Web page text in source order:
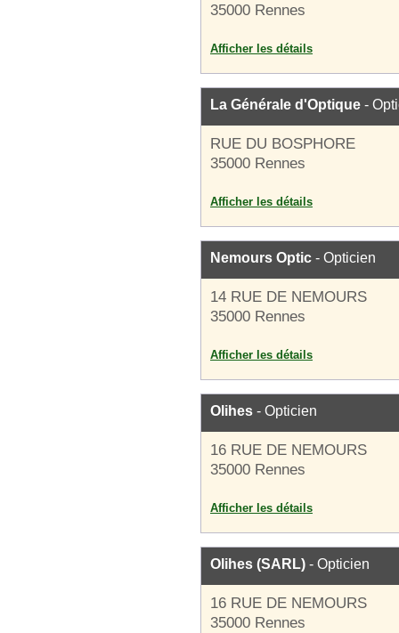
35000 Rennes
Afficher les détails
La Générale d'Optique -
RUE DU BOSPHORE
35000 Rennes
Afficher les détails
Nemours Optic - Opticien
14 RUE DE NEMOURS
35000 Rennes
Afficher les détails
Olihes - Opticien
16 RUE DE NEMOURS
35000 Rennes
Afficher les détails
Olihes (SARL) - Opticien
16 RUE DE NEMOURS
35000 Rennes